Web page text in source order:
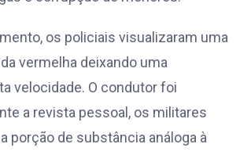
os policiais visualizaram uma
vermelha deixando uma
velocidade. O condutor foi
a revista pessoal, os militares
porção de substância análoga à